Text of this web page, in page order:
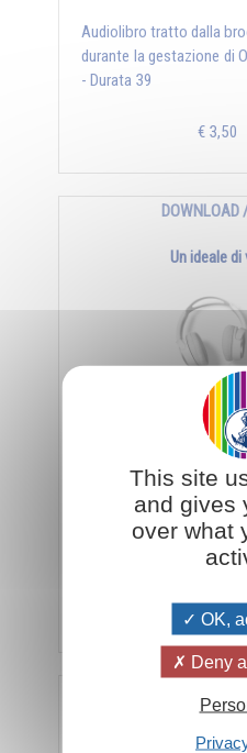
Audiolibro tratto dalla
durante la gestazione di
- Durata 39
€ 3,50
DOWNLOAD
Un ideale
Audio libro della
di Omraam Mikhaël
€ 3,50
Lo yoga
This site
and gives
over what
OK,
Deny